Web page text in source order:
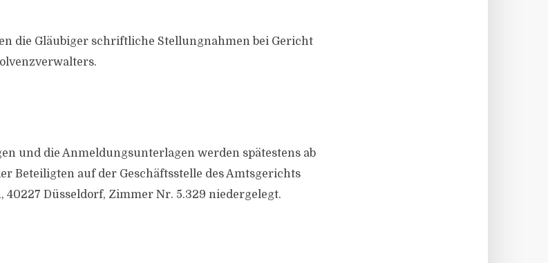
die Gläubiger schriftliche Stellungnahmen bei Gericht
und die Anmeldungsunterlagen werden spätestens ab
Beteiligten auf der Geschäftsstelle des Amtsgerichts
40227 Düsseldorf, Zimmer Nr. 5.329 niedergelegt.